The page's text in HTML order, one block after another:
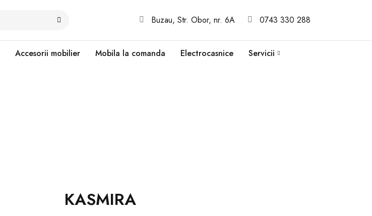
Buzau, Str. Obor, nr. 6A 0743 330 288
Accesorii mobilier Mobila la comanda Electrocasnice
Servicii
KASMIRA